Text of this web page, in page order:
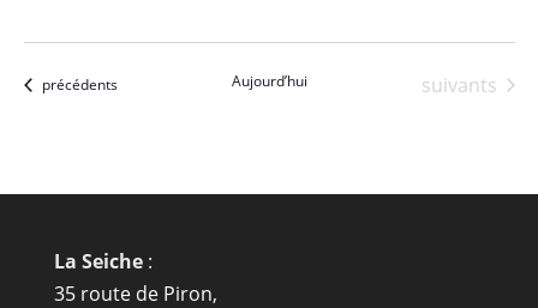
Évènements
précédents Aujourd’hui Évènements
suivants
La Seiche:
35 route de Piron,